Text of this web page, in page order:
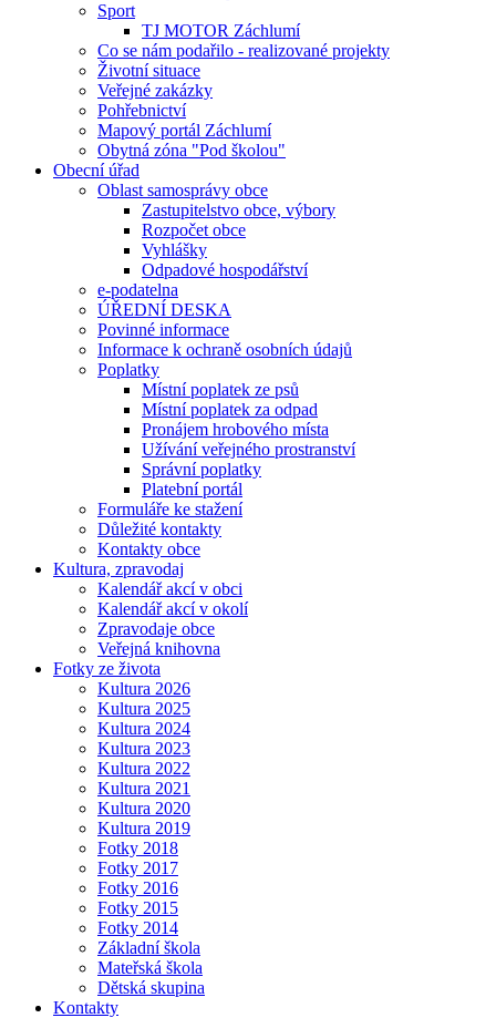
Sport
TJ MOTOR Záchlumí
Co se nám podařilo - realizované projekty
Životní situace
Veřejné zakázky
Pohřebnictví
Mapový portál Záchlumí
Obytná zóna "Pod školou"
Obecní úřad
Oblast samosprávy obce
Zastupitelstvo obce, výbory
Rozpočet obce
Vyhlášky
Odpadové hospodářství
e-podatelna
ÚŘEDNÍ DESKA
Povinné informace
Informace k ochraně osobních údajů
Poplatky
Místní poplatek ze psů
Místní poplatek za odpad
Pronájem hrobového místa
Užívání veřejného prostranství
Správní poplatky
Platební portál
Formuláře ke stažení
Důležité kontakty
Kontakty obce
Kultura, zpravodaj
Kalendář akcí v obci
Kalendář akcí v okolí
Zpravodaje obce
Veřejná knihovna
Fotky ze života
Kultura 2026
Kultura 2025
Kultura 2024
Kultura 2023
Kultura 2022
Kultura 2021
Kultura 2020
Kultura 2019
Fotky 2018
Fotky 2017
Fotky 2016
Fotky 2015
Fotky 2014
Základní škola
Mateřská škola
Dětská skupina
Kontakty